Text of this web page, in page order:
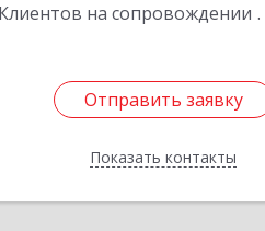
Клиентов на сопровождении
Отправить заявку
Показать контакты
Отправить заявку
Назад